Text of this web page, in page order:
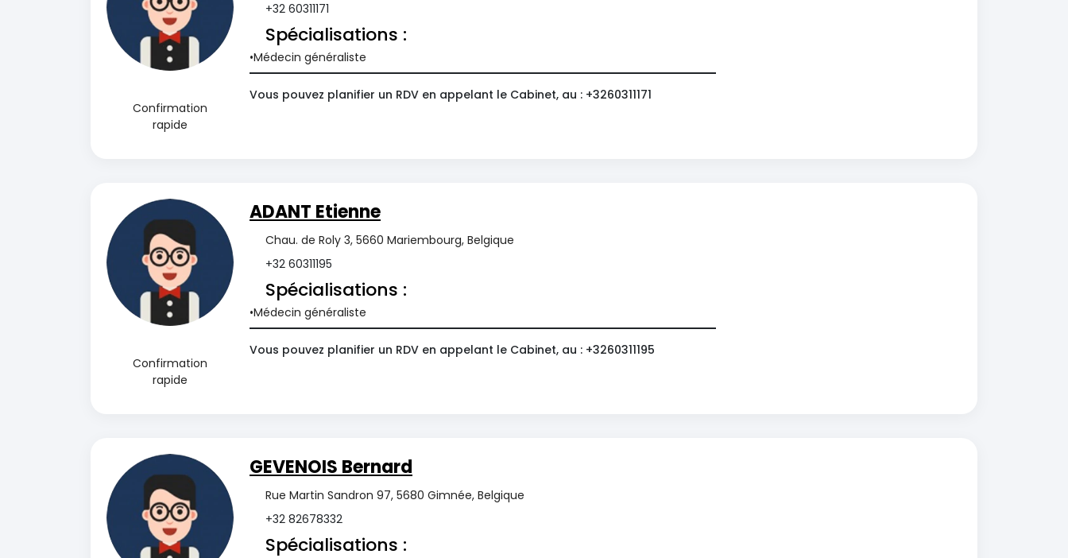
Confirmation
rapide
+32 60311171
Spécialisations :
Médecin généraliste
Vous pouvez planifier un RDV en appelant le Cabinet, au : +3260311171
Confirmation
rapide
ADANT Etienne
Chau. de Roly 3, 5660 Mariembourg, Belgique
+32 60311195
Spécialisations :
Médecin généraliste
Vous pouvez planifier un RDV en appelant le Cabinet, au : +3260311195
GEVENOIS Bernard
Rue Martin Sandron 97, 5680 Gimnée, Belgique
+32 82678332
Spécialisations :